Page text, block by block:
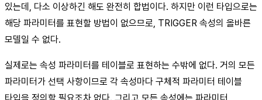
있는데, 다소 이상하긴 해도 완전히 합법이다. 하지만 이런 타입으로는
해당 파라미터를 표현할 방법이 없으므로, TRIGGER 속성의 올바른
모델일 수 없다.
실제로는 속성 파라미터를 테이블로 표현하는 수밖에 없다. 거의 모든
파라미터가 선택 사항이므로 각 속성마다 구체적 파라미터 테이블